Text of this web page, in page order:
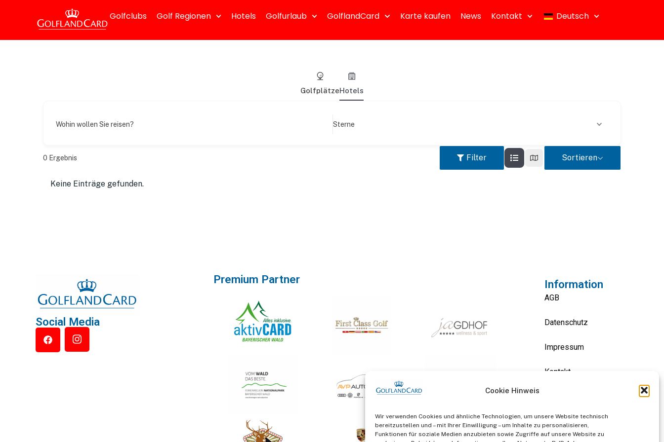
Cookie Hinweis
Wir verwenden Cookies und ähnliche Technologien, um unsere Website technisch
bereitzustellen und – mit Ihrer Einwilligung – um Inhalte zu personalisieren,
Funktionen für soziale Medien anzubieten sowie Zugriffe auf unsere Website zu
Golfclubs Golf Regionen Hotels Golfurlaub GolflandCard Karte kaufen News Kontakt Deutsch
GolfplätzeHotels
Wohin wollen Sie reisen? Sterne
0 Ergebnis Filter Sortieren
Keine Einträge gefunden.
Social Media
Premium Partner Information
AGB
Datenschutz
Impressum
Kontakt